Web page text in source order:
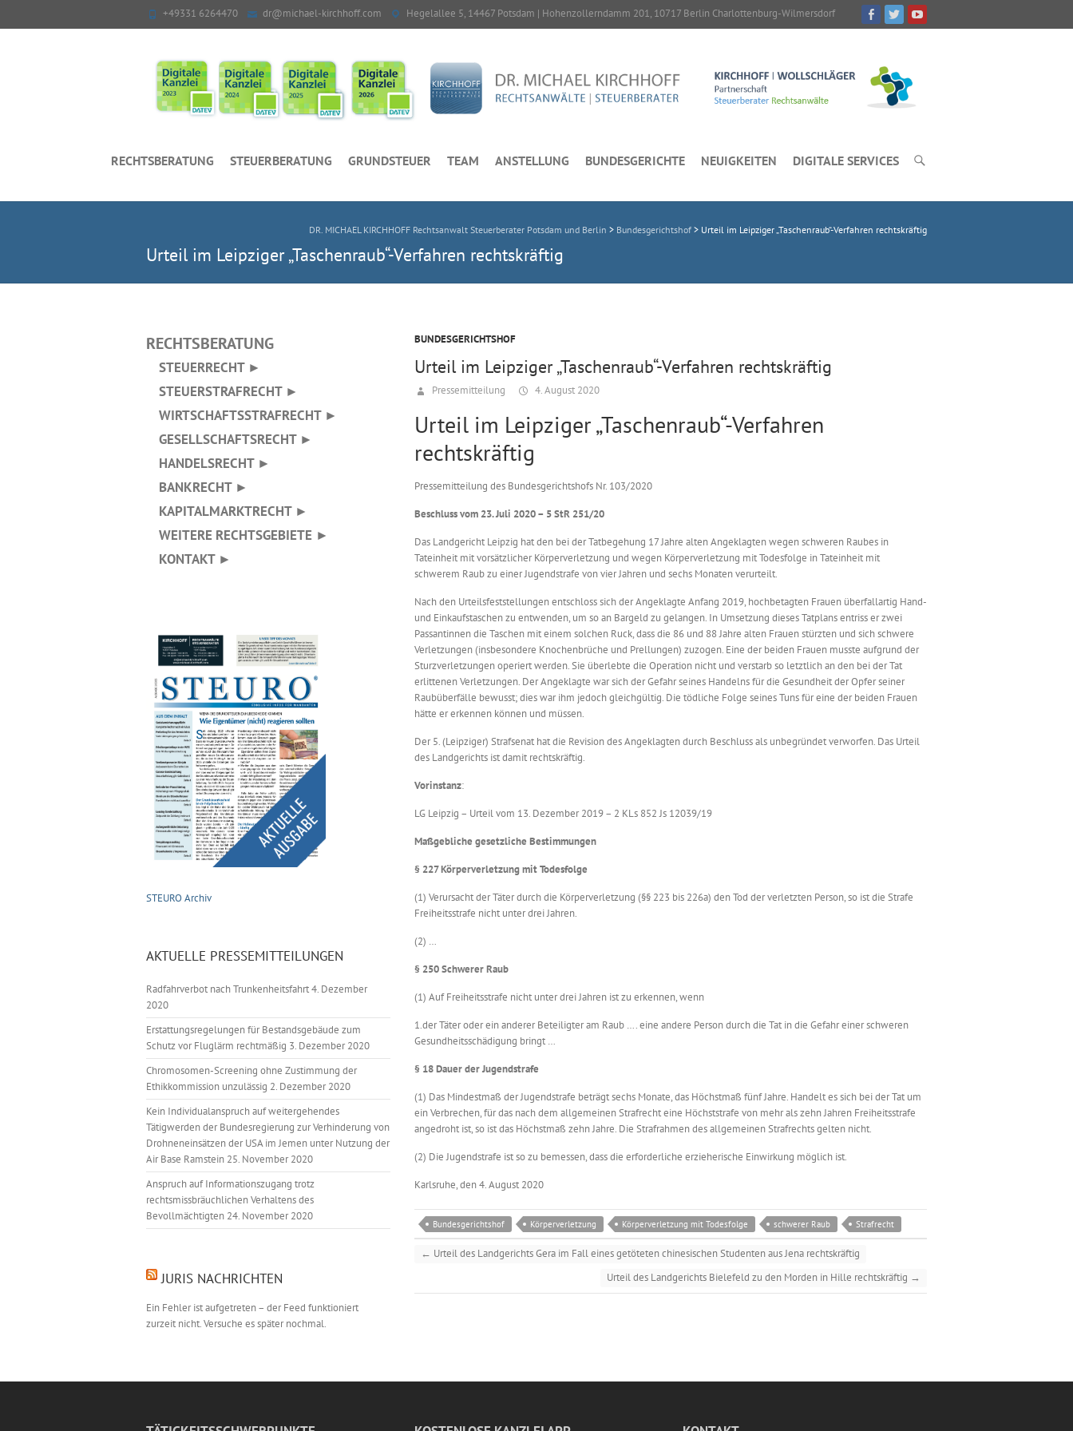
+49331 6264470 dr@michael-kirchhoff.com Hegelallee 5, 14467 Potsdam | Hohenzollerndamm 201, 10717 Berlin Charlottenburg-Wilmersdorf
RECHTSBERATUNG STEUERBERATUNG GRUNDSTEUER TEAM ANSTELLUNG BUNDESGERICHTE NEUIGKEITEN DIGITALE SERVICES
DR. MICHAEL KIRCHHOFF Rechtsanwalt Steuerberater Potsdam und Berlin > Bundesgerichtshof > Urteil im Leipziger „Taschenraub“-Verfahren rechtskräftig
Urteil im Leipziger „Taschenraub“-Verfahren rechtskräftig
BUNDESGERICHTSHOF
Urteil im Leipziger „Taschenraub“-Verfahren rechtskräftig
Pressemitteilung 4. August 2020
Urteil im Leipziger „Taschenraub“-Verfahren
rechtskräftig
Pressemitteilung des Bundesgerichtshofs Nr. 103/2020
Beschluss vom 23. Juli 2020 – 5 StR 251/20
Das Landgericht Leipzig hat den bei der Tatbegehung 17 Jahre alten Angeklagten wegen schweren Raubes in
Tateinheit mit vorsätzlicher Körperverletzung und wegen Körperverletzung mit Todesfolge in Tateinheit mit
schwerem Raub zu einer Jugendstrafe von vier Jahren und sechs Monaten verurteilt.
Nach den Urteilsfeststellungen entschloss sich der Angeklagte Anfang 2019, hochbetagten Frauen überfallartig Hand-
und Einkaufstaschen zu entwenden, um so an Bargeld zu gelangen. In Umsetzung dieses Tatplans entriss er zwei
Passantinnen die Taschen mit einem solchen Ruck, dass die 86 und 88 Jahre alten Frauen stürzten und sich schwere
Verletzungen (insbesondere Knochenbrüche und Prellungen) zuzogen. Eine der beiden Frauen musste aufgrund der
Sturzverletzungen operiert werden. Sie überlebte die Operation nicht und verstarb so letztlich an den bei der Tat
erlittenen Verletzungen. Der Angeklagte war sich der Gefahr seines Handelns für die Gesundheit der Opfer seiner
Raubüberfälle bewusst; dies war ihm jedoch gleichgültig. Die tödliche Folge seines Tuns für eine der beiden Frauen
hätte er erkennen können und müssen.
Der 5. (Leipziger) Strafsenat hat die Revision des Angeklagten durch Beschluss als unbegründet verworfen. Das Urteil
des Landgerichts ist damit rechtskräftig.
Vorinstanz:
LG Leipzig – Urteil vom 13. Dezember 2019 – 2 KLs 852 Js 12039/19
Maßgebliche gesetzliche Bestimmungen
§ 227 Körperverletzung mit Todesfolge
(1) Verursacht der Täter durch die Körperverletzung (§§ 223 bis 226a) den Tod der verletzten Person, so ist die Strafe
Freiheitsstrafe nicht unter drei Jahren.
(2) …
§ 250 Schwerer Raub
(1) Auf Freiheitsstrafe nicht unter drei Jahren ist zu erkennen, wenn
1.der Täter oder ein anderer Beteiligter am Raub …. eine andere Person durch die Tat in die Gefahr einer schweren
Gesundheitsschädigung bringt …
§ 18 Dauer der Jugendstrafe
(1) Das Mindestmaß der Jugendstrafe beträgt sechs Monate, das Höchstmaß fünf Jahre. Handelt es sich bei der Tat um
ein Verbrechen, für das nach dem allgemeinen Strafrecht eine Höchststrafe von mehr als zehn Jahren Freiheitsstrafe
angedroht ist, so ist das Höchstmaß zehn Jahre. Die Strafrahmen des allgemeinen Strafrechts gelten nicht.
(2) Die Jugendstrafe ist so zu bemessen, dass die erforderliche erzieherische Einwirkung möglich ist.
Karlsruhe, den 4. August 2020
Bundesgerichtshof Körperverletzung Körperverletzung mit Todesfolge schwerer Raub Strafrecht
← Urteil des Landgerichts Gera im Fall eines getöteten chinesischen Studenten aus Jena rechtskräftig
Urteil des Landgerichts Bielefeld zu den Morden in Hille rechtskräftig →
RECHTSBERATUNG
STEUERRECHT ►
STEUERSTRAFRECHT ►
WIRTSCHAFTSSTRAFRECHT ►
GESELLSCHAFTSRECHT ►
HANDELSRECHT ►
BANKRECHT ►
KAPITALMARKTRECHT ►
WEITERE RECHTSGEBIETE ►
KONTAKT ►
STEURO Archiv
AKTUELLE PRESSEMITTEILUNGEN
Radfahrverbot nach Trunkenheitsfahrt4. Dezember
2020
Erstattungsregelungen für Bestandsgebäude zum
Schutz vor Fluglärm rechtmäßig 3. Dezember 2020
Chromosomen-Screening ohne Zustimmung der
Ethikkommission unzulässig 2. Dezember 2020
Kein Individualanspruch auf weitergehendes
Tätigwerden der Bundesregierung zur Verhinderung von
Drohneneinsätzen der USA im Jemen unter Nutzung der
Air Base Ramstein 25. November 2020
Anspruch auf Informationszugang trotz
rechtsmissbräuchlichen Verhaltens des
Bevollmächtigten 24. November 2020
JURIS NACHRICHTEN
Ein Fehler ist aufgetreten – der Feed funktioniert
zurzeit nicht. Versuche es später nochmal.